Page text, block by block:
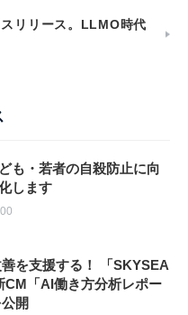
スリリース。LLMO時代
も・若者の自殺防止に向
します
を支援する！ 「SKYSEA
「AI働き方分析レポー
開